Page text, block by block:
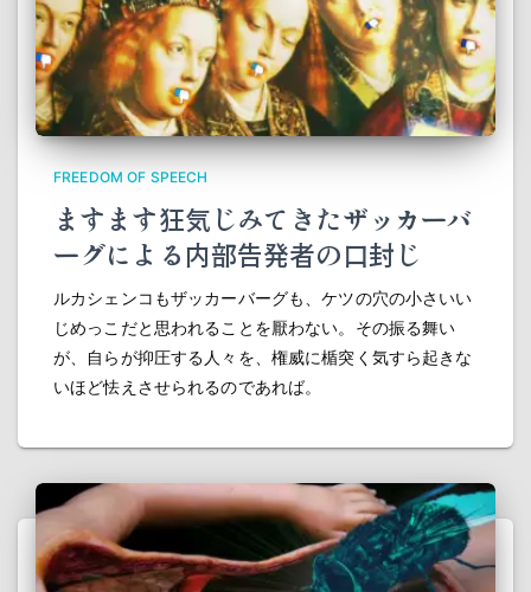
FREEDOM OF SPEECH
ますます狂気じみてきたザッカーバ
ーグによる内部告発者の口封じ
ルカシェンコもザッカーバーグも、ケツの穴の小さいい
じめっこだと思われることを厭わない。その振る舞い
が、自らが抑圧する人々を、権威に楯突く気すら起きな
いほど怯えさせられるのであれば。